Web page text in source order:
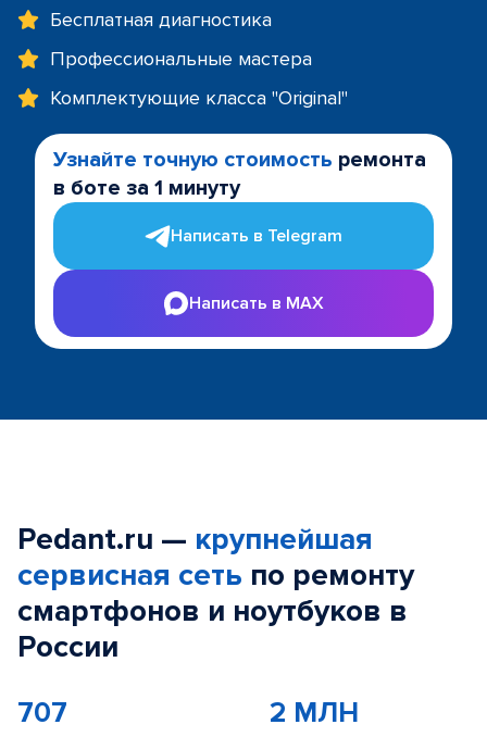
Бесплатная диагностика
Профессиональные мастера
Комплектующие класса "Original"
Узнайте точную стоимость ремонта
в боте за 1 минуту
Написать в Telegram
Написать в MAX
Pedant.ru — крупнейшая
сервисная сеть по ремонту
смартфонов и ноутбуков в
России
707 2 МЛН